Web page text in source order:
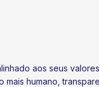
aos seus
humano,